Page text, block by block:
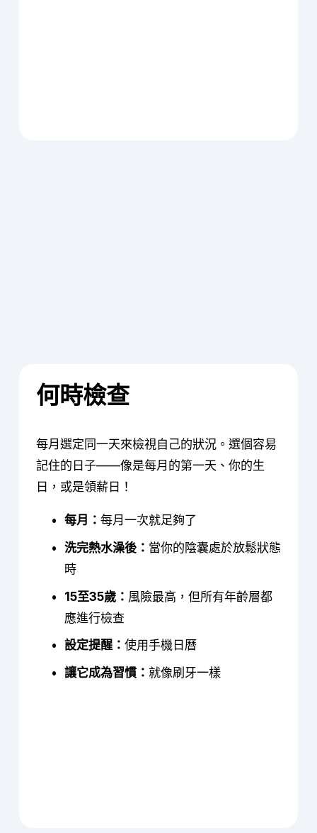
何時檢查
每月選定同一天來檢視自己的狀況。選個容易
記住的日子——像是每月的第一天、你的生
日，或是領薪日！
每月： 每月一次就足夠了
洗完熱水澡後： 當你的陰囊處於放鬆狀態
時
15至35歲： 風險最高，但所有年齡層都
應進行檢查
設定提醒： 使用手機日曆
讓它成為習慣： 就像刷牙一樣